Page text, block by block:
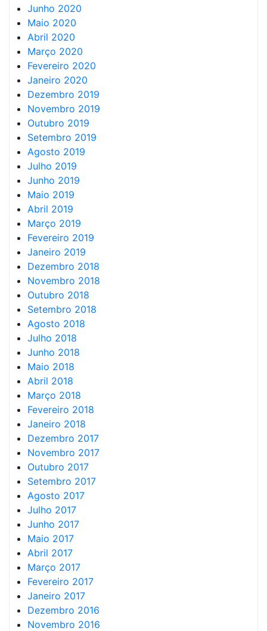
Junho 2020
Maio 2020
Abril 2020
Março 2020
Fevereiro 2020
Janeiro 2020
Dezembro 2019
Novembro 2019
Outubro 2019
Setembro 2019
Agosto 2019
Julho 2019
Junho 2019
Maio 2019
Abril 2019
Março 2019
Fevereiro 2019
Janeiro 2019
Dezembro 2018
Novembro 2018
Outubro 2018
Setembro 2018
Agosto 2018
Julho 2018
Junho 2018
Maio 2018
Abril 2018
Março 2018
Fevereiro 2018
Janeiro 2018
Dezembro 2017
Novembro 2017
Outubro 2017
Setembro 2017
Agosto 2017
Julho 2017
Junho 2017
Maio 2017
Abril 2017
Março 2017
Fevereiro 2017
Janeiro 2017
Dezembro 2016
Novembro 2016